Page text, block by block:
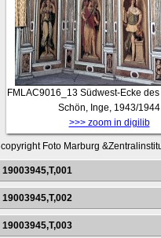
FMLAC9016_13 Südwest-Ecke des
Schön, Inge, 1943/1944
>>> zoom in digilib
copyright Foto Marburg
19003945,T,001
19003945,T,002
19003945,T,003